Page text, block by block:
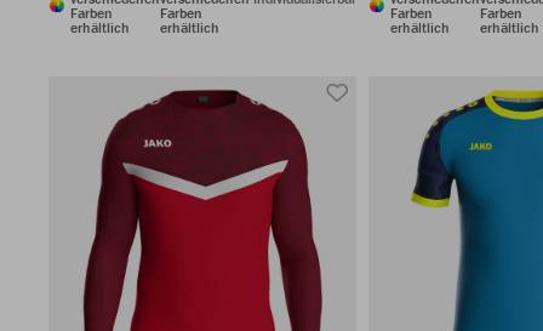
Farben
erhältlich
Farben
erhältlich
Farben
erhältlich
Farben
erhältlich